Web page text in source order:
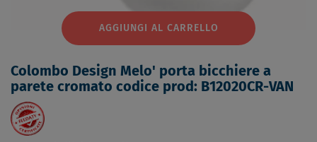
AGGIUNGI AL CARRELLO
Colombo Design Melo' porta bicchiere a
parete cromato codice prod: B12020CR-VAN